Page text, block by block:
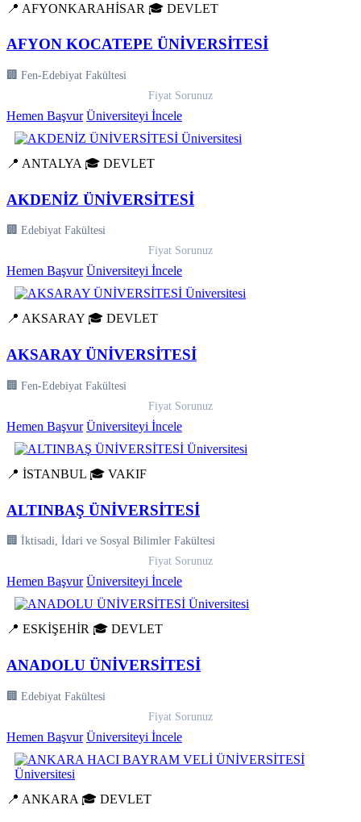
📍 AFYONKARAHİSAR 🎓 DEVLET
AFYON KOCATEPE ÜNİVERSİTESİ
🏢 Fen-Edebiyat Fakültesi
Fiyat Sorunuz
Hemen Başvur Üniversiteyi İncele
📍 ANTALYA 🎓 DEVLET
AKDENİZ ÜNİVERSİTESİ
🏢 Edebiyat Fakültesi
Fiyat Sorunuz
Hemen Başvur Üniversiteyi İncele
📍 AKSARAY 🎓 DEVLET
AKSARAY ÜNİVERSİTESİ
🏢 Fen-Edebiyat Fakültesi
Fiyat Sorunuz
Hemen Başvur Üniversiteyi İncele
📍 İSTANBUL 🎓 VAKIF
ALTINBAŞ ÜNİVERSİTESİ
🏢 İktisadi, İdari ve Sosyal Bilimler Fakültesi
Fiyat Sorunuz
Hemen Başvur Üniversiteyi İncele
📍 ESKİŞEHİR 🎓 DEVLET
ANADOLU ÜNİVERSİTESİ
🏢 Edebiyat Fakültesi
Fiyat Sorunuz
Hemen Başvur Üniversiteyi İncele
📍 ANKARA 🎓 DEVLET